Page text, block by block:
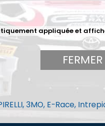
appliquée et
FERMER
3MO, E-Race,